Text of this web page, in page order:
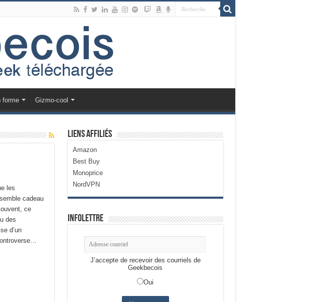
forme Gizmo-cool
les
cadeau
ce
des
d’un
Liens Affiliés
Amazon
Best Buy
Monoprice
NordVPN
Infolettre
J’accepte de recevoir des courriels de
Geekbecois
Oui